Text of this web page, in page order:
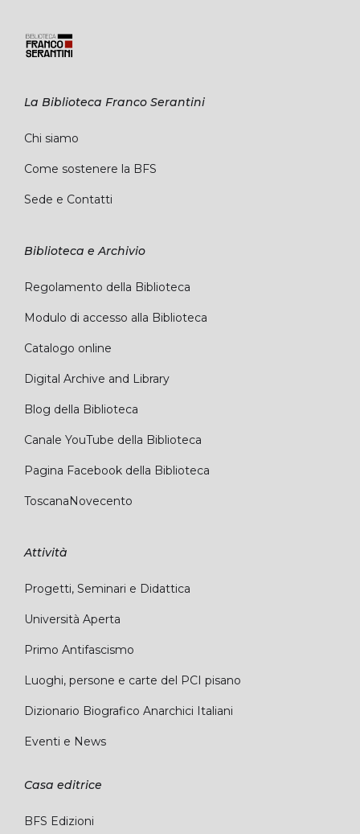
La Biblioteca Franco Serantini
Chi siamo
Come sostenere la BFS
Sede e Contatti
Biblioteca e Archivio
Regolamento della Biblioteca
Modulo di accesso alla Biblioteca
Catalogo online
Digital Archive and Library
Blog della Biblioteca
Canale YouTube della Biblioteca
Pagina Facebook della Biblioteca
ToscanaNovecento
Attività
Progetti, Seminari e Didattica
Università Aperta
Primo Antifascismo
Luoghi, persone e carte del PCI pisano
Dizionario Biografico Anarchici Italiani
Eventi e News
Casa editrice
BFS Edizioni